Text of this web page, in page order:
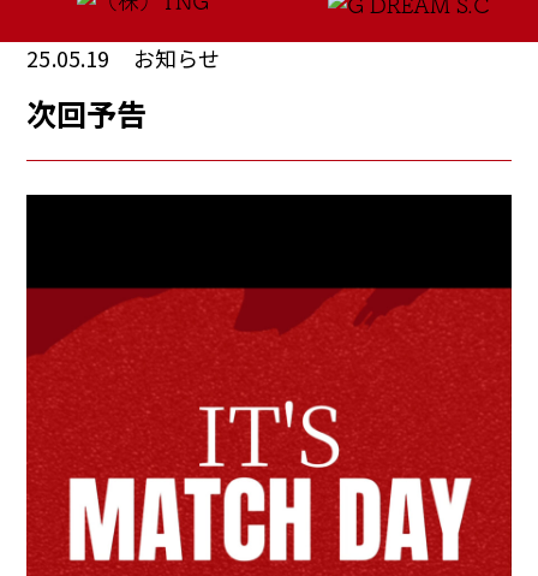
25.05.19 お知らせ
次回予告